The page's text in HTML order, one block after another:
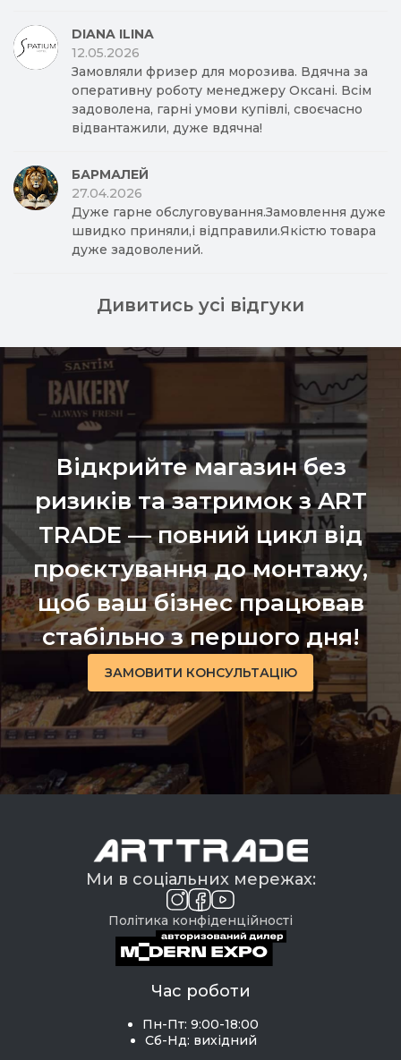
DIANA ILINA
12.05.2026
Замовляли фризер для морозива. Вдячна за
оперативну роботу менеджеру Оксані. Всім
задоволена, гарні умови купівлі, своєчасно
відвантажили, дуже вдячна!
БАРМАЛЕЙ
27.04.2026
Дуже гарне обслуговування.Замовлення дуже
швидко приняли,і відправили.Якістю товара
дуже задоволений.
Дивитись усі відгуки
Відкрийте магазин без
ризиків та затримок з ART
TRADE — повний цикл від
проєктування до монтажу,
щоб ваш бізнес працював
стабільно з першого дня!
ЗАМОВИТИ КОНСУЛЬТАЦІЮ
Ми в соціальних мережах:
Політика конфіденційності
Час роботи
Пн-Пт: 9:00-18:00
Сб-Нд: вихідний